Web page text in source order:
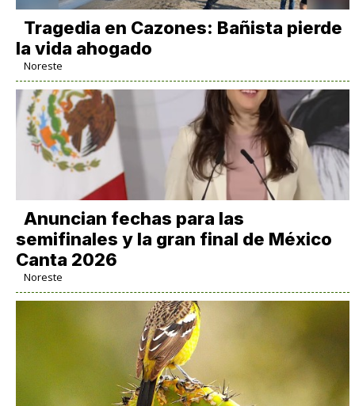
Tragedia en Cazones: Bañista pierde
la vida ahogado
Noreste
Anuncian fechas para las
semifinales y la gran final de México
Canta 2026
Noreste